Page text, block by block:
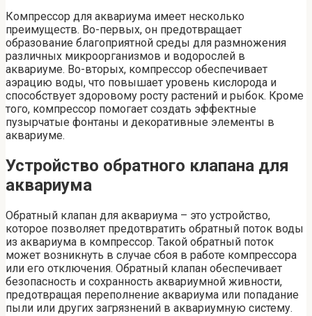
Компрессор для аквариума имеет несколько
преимуществ. Во-первых, он предотвращает
образование благоприятной среды для размножения
различных микроорганизмов и водорослей в
аквариуме. Во-вторых, компрессор обеспечивает
аэрацию воды, что повышает уровень кислорода и
способствует здоровому росту растений и рыбок. Кроме
того, компрессор помогает создать эффектные
пузырчатые фонтаны и декоративные элементы в
аквариуме.
Устройство обратного клапана для
аквариума
Обратный клапан для аквариума – это устройство,
которое позволяет предотвратить обратный поток воды
из аквариума в компрессор. Такой обратный поток
может возникнуть в случае сбоя в работе компрессора
или его отключения. Обратный клапан обеспечивает
безопасность и сохранность аквариумной живности,
предотвращая переполнение аквариума или попадание
пыли или других загрязнений в аквариумную систему.